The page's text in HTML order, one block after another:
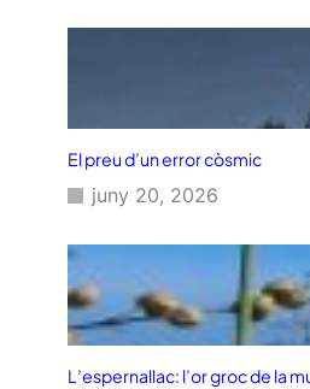
El preu d’un error còsmic
juny 20, 2026
L’espernallac: l’or groc de la